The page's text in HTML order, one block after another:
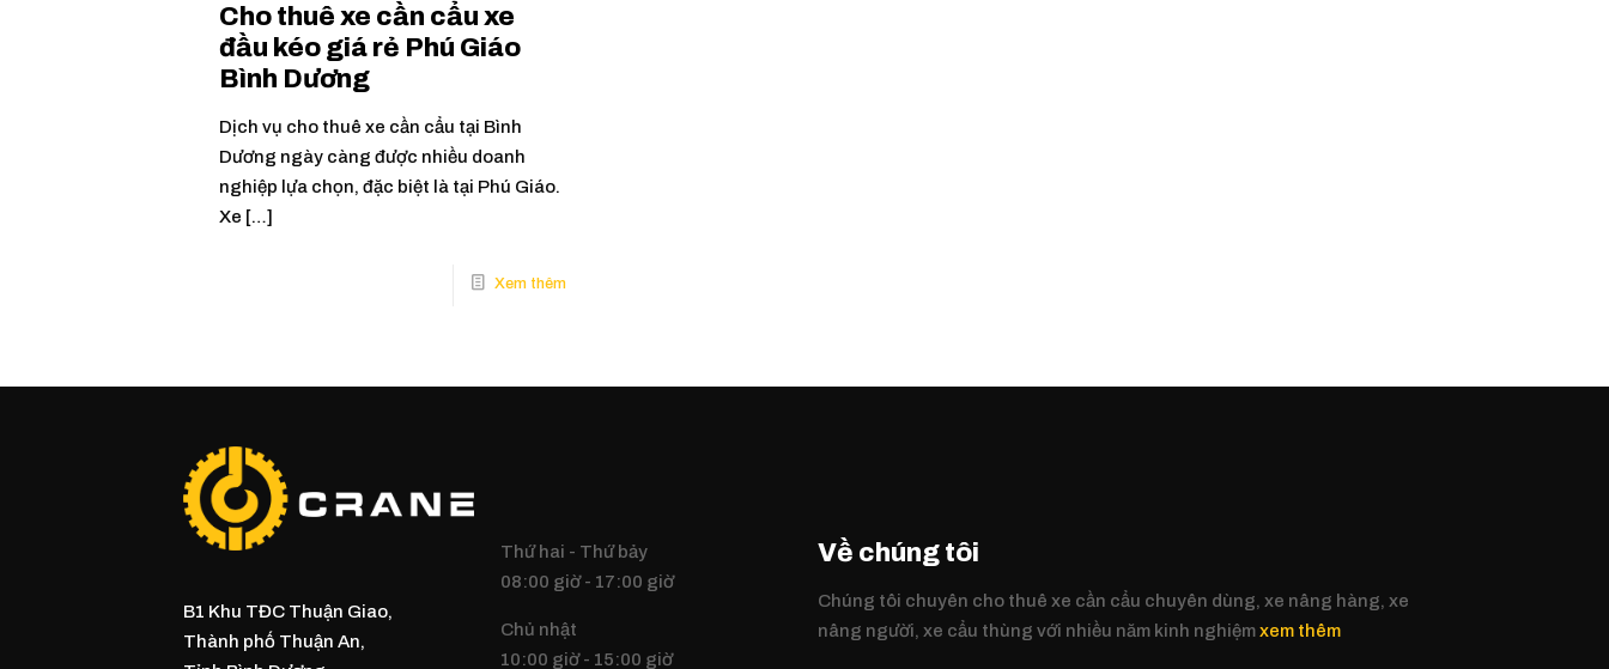
Cho thuê xe cần cẩu xe
đầu kéo giá rẻ Phú Giáo
Bình Dương
Dịch vụ cho thuê xe cần cẩu tại Bình
Dương ngày càng được nhiều doanh
nghiệp lựa chọn, đặc biệt là tại Phú Giáo.
Xe […]
B1 Khu TĐC Thuận Giao,
Thành phố Thuận An,
Thứ hai - Thứ bảy
08:00 giờ - 17:00 giờ
Chủ nhật
10:00 giờ - 15:00 giờ
Về chúng tôi
Chúng tôi chuyên cho thuê xe cần cẩu chuyên dùng, xe nâng hàng, xe
nâng người, xe cẩu thùng với nhiều năm kinh nghiệmxem thêm